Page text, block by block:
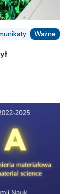
Ważne